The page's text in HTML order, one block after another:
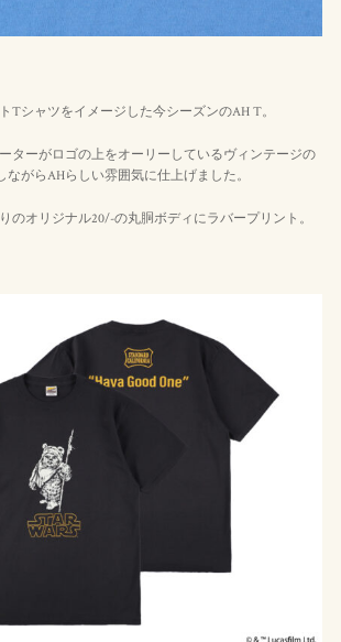
Tシャツをイメージした今シーズンのAH T。
ターがロゴの上をオーリーしているヴィンテージの
がらAHらしい雰囲気に仕上げました。
のオリジナル20/-の丸胴ボディにラバープリント。